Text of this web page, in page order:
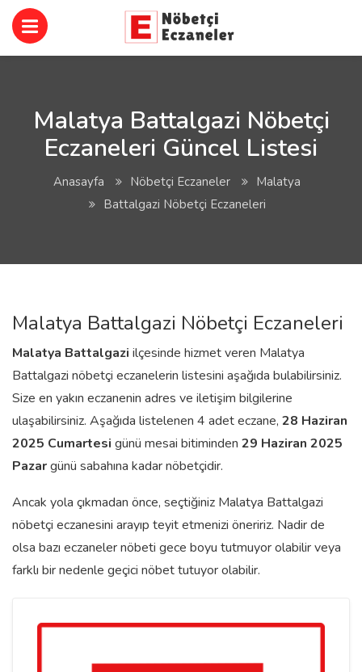
Malatya Battalgazi Nöbetçi
Eczaneleri Güncel Listesi
Anasayfa Nöbetçi Eczaneler
Malatya
Battalgazi Nöbetçi Eczaneleri
Malatya Battalgazi Nöbetçi Eczaneleri
Malatya Battalgazi ilçesinde hizmet veren Malatya
Battalgazi nöbetçi eczanelerin listesini aşağıda bulabilirsiniz.
Size en yakın eczanenin adres ve iletişim bilgilerine
ulaşabilirsiniz. Aşağıda listelenen 4 adet eczane, 28 Haziran
2025 Cumartesi günü mesai bitiminden 29 Haziran 2025
Pazargünü sabahına kadar nöbetçidir.
Ancak yola çıkmadan önce, seçtiğiniz Malatya Battalgazi
nöbetçi eczanesini arayıp teyit etmenizi öneririz. Nadir de
olsa bazı eczaneler nöbeti gece boyu tutmuyor olabilir veya
farklı bir nedenle geçici nöbet tutuyor olabilir.